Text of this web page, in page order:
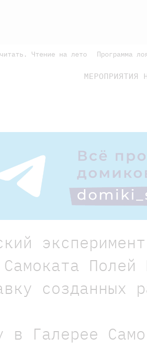
Чтение на лето Программа
МЕРОПРИЯТИЯ
Полей
созданных
в Галерее